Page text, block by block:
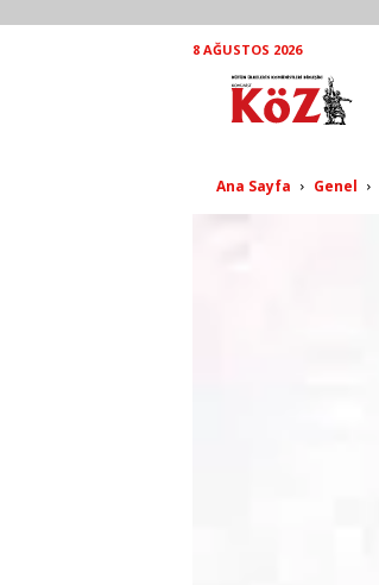
8 AĞUSTOS 2026
Ana Sayfa Genel